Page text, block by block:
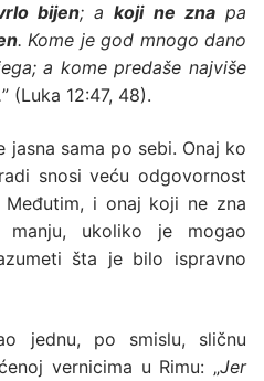
bijen; akoji ne znapa
. Kome je god mnogo dano
a kome predaše najviše
” (Luka 12:47, 48).
sama po sebi. Onaj ko
snosi veću odgovornost
i onaj koji ne zna
ukoliko je mogao
šta je bilo ispravno
jednu, po smislu, sličnu
vernicima u Rimu: „Jer